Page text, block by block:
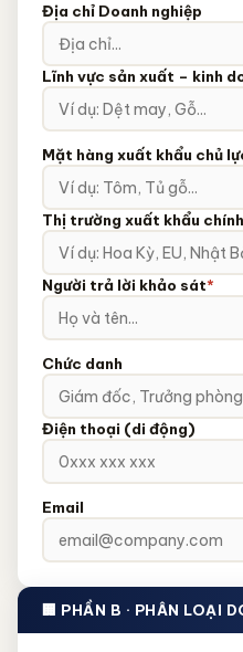
Địa chỉ Doanh nghiệp
Lĩnh vực sản xuất – kinh
Mặt hàng xuất khẩu chủ
Thị trường xuất khẩu chính
Người trả lời khảo sát*
Chức danh
Điện thoại (di động)
Email
🏢 PHẦN B · PHÂN LOẠI